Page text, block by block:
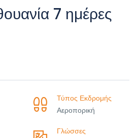
7 ημέρες
Τύπος Εκδρομής
Αεροπορική
Γλώσσες